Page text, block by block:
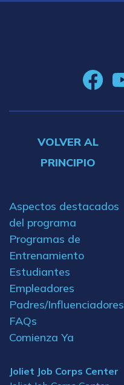
VOLVER AL
PRINCIPIO
Aspectos destacados
del programa
Programas de
Entrenamiento
Estudiantes
Empleadores
Padres/Influenciadores
FAQs
Comienza Ya
Joliet Job Corps Center